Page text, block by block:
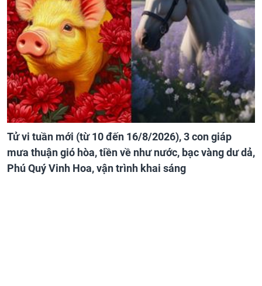
Tử vi tuần mới (từ 10 đến 16/8/2026), 3 con giáp
mưa thuận gió hòa, tiền về như nước, bạc vàng dư dả,
Phú Quý Vinh Hoa, vận trình khai sáng